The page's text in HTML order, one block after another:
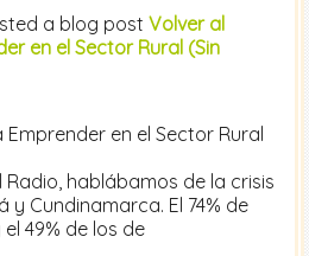
a blog post Volver al
en el Sector Rural (Sin
en el Sector Rural
hablábamos de la crisis
Cundinamarca. El 74% de
49% de los de